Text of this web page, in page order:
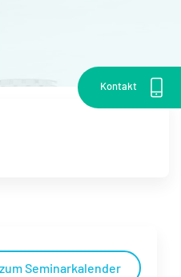
Kontakt
zum Seminarkalender